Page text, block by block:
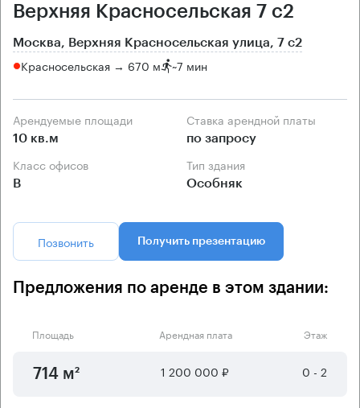
Верхняя Красносельская 7 с2
Москва, Верхняя Красносельская улица, 7 с2
Красносельская → 670 м ~7 мин
Арендуемые площади
10 кв.м
Ставка арендной платы
по запросу
Класс офисов
B
Тип здания
Особняк
Позвонить Получить презентацию
Предложения по аренде в этом здании:
Площадь Арендная плата Этаж
714 м² 1 200 000 ₽ 0 - 2